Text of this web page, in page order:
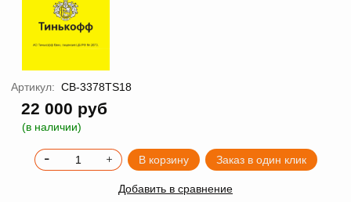
Артикул: CB-3378TS18
22 000 руб
(в наличии)
В корзину Заказ в один клик
Добавить в сравнение